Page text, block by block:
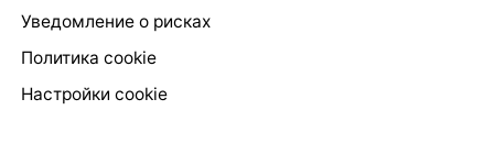
Уведомление о рисках
Политика cookie
Настройки cookie